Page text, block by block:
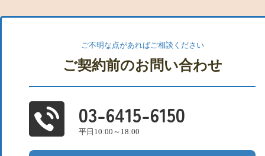
ご不明な点があればご相談ください
ご契約前のお問い合わせ
03-6415-6150
平日10:00～18:00